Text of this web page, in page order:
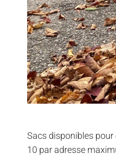
Sacs disponibles pour
10 par adresse